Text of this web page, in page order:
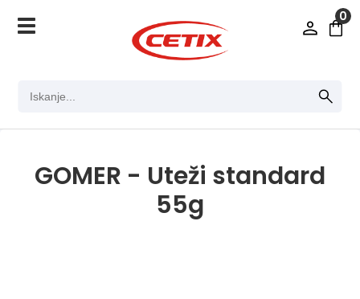
0
GOMER - Uteži standard
55g